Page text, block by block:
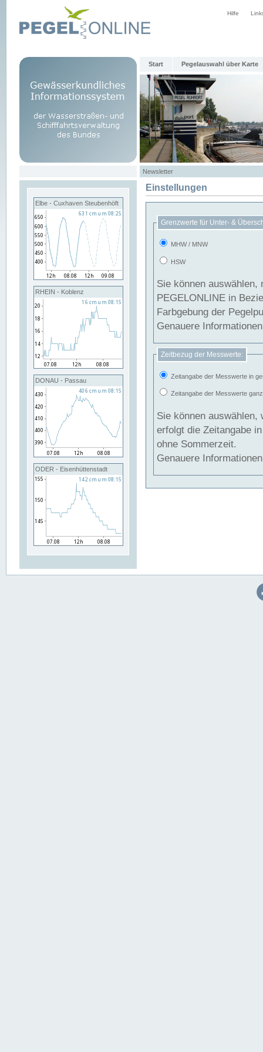
Hilfe
Start Pegelauswahl über Karte
Newsletter
Elbe - Cuxhaven Steubenhöft
RHEIN - Koblenz
DONAU - Passau
ODER - Eisenhüttenstadt
Einstellungen
Grenzwerte für Unter- &
MHW / MNW
HSW
Sie können
PEGELONLINE in Beziehung
Farbgebung der
Genauere
Zeitbezug der Messwerte:
Zeitangabe der Messwerte in
Zeitangabe der Messwerte
Sie können auswählen,
erfolgt die Zeitangabe
ohne Sommerzeit.
Genauere